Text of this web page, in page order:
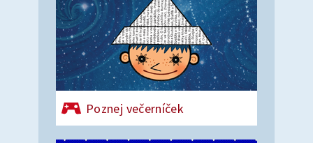
Poznej večerníček